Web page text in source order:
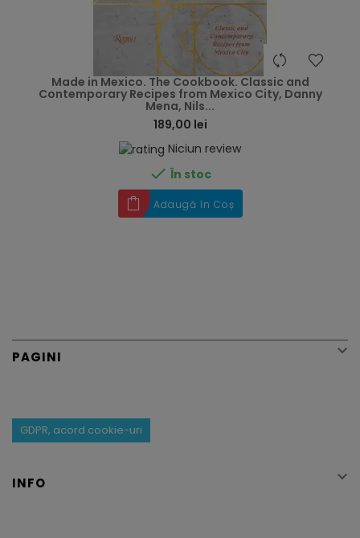
Made in Mexico. The Cookbook. Classic and
Contemporary Recipes from Mexico City, Danny
Mena, Nils...
189,00 lei
Niciun review
 În stoc
Adaugă în Coș
PAGINI 
GDPR, acord cookie-uri
INFO 